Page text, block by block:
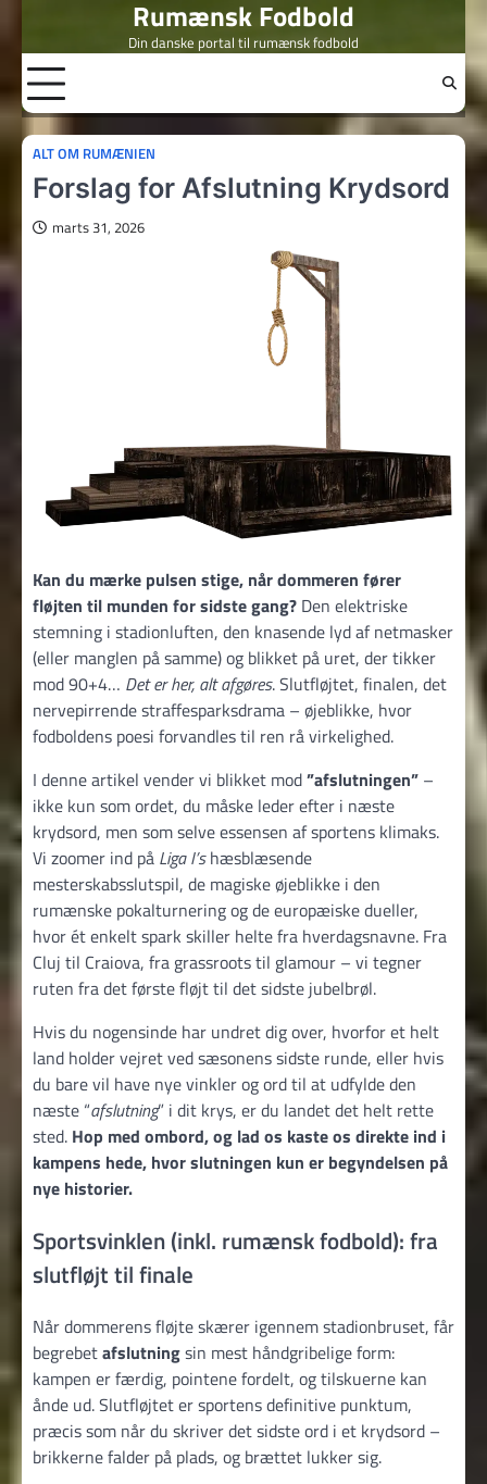
content
Rumænsk Fodbold
Din danske portal til rumænsk fodbold
ALT OM RUMÆNIEN
Forslag for Afslutning Krydsord
marts 31, 2026
Kan du mærke pulsen stige, når dommeren fører
fløjten til munden for sidste gang? Den elektriske
stemning i stadionluften, den knasende lyd af netmasker
(eller manglen på samme) og blikket på uret, der tikker
mod 90+4… Det er her, alt afgøres. Slutfløjtet, finalen, det
nervepirrende straffesparksdrama – øjeblikke, hvor
fodboldens poesi forvandles til ren rå virkelighed.
I denne artikel vender vi blikket mod”afslutningen” –
ikke kun som ordet, du måske leder efter i næste
krydsord, men som selve essensen af sportens klimaks.
Vi zoomer ind på Liga I’shæsblæsende
mesterskabsslutspil, de magiske øjeblikke i den
rumænske pokalturnering og de europæiske dueller,
hvor ét enkelt spark skiller helte fra hverdagsnavne. Fra
Cluj til Craiova, fra grassroots til glamour – vi tegner
ruten fra det første fløjt til det sidste jubelbrøl.
Hvis du nogensinde har undret dig over, hvorfor et helt
land holder vejret ved sæsonens sidste runde, eller hvis
du bare vil have nye vinkler og ord til at udfylde den
næste “afslutning” i dit krys, er du landet det helt rette
sted. Hop med ombord, og lad os kaste os direkte ind i
kampens hede, hvor slutningen kun er begyndelsen på
nye historier.
Sportsvinklen (inkl. rumænsk fodbold): fra
slutfløjt til finale
Når dommerens fløjte skærer igennem stadionbruset, får
begrebetafslutningsin mest håndgribelige form:
kampen er færdig, pointene fordelt, og tilskuerne kan
ånde ud. Slutfløjtet er sportens definitive punktum,
præcis som når du skriver det sidste ord i et krydsord –
brikkerne falder på plads, og brættet lukker sig.